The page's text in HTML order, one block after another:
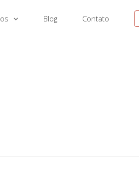
Blog Contato